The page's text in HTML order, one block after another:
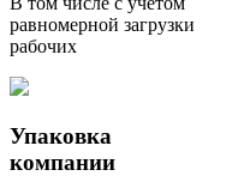
равномерной загрузки
рабочих
Упаковка
компании